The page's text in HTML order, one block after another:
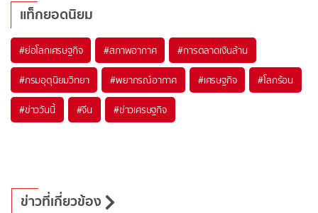
แท็กยอดนิยม
#ย่อโลกเศรษฐกิจ #สภาพอากาศ #การตลาดเงินล้าน
#กรมอุตุนิยมวิทยา #พยากรณ์อากาศ #เศรษฐกิจ #โลกร้อน
#ข่าววันนี้ #จีน #ข่าวเศรษฐกิจ
ข่าวที่เกี่ยวข้อง